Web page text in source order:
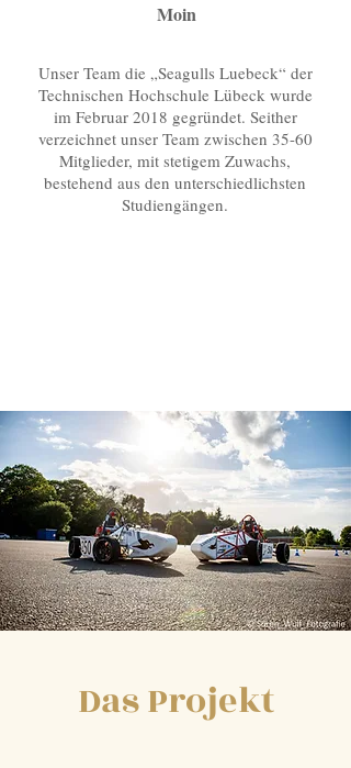
Moin
Unser Team die „Seagulls Luebeck“ der
Technischen Hochschule Lübeck wurde
im Februar 2018 gegründet. Seither
verzeichnet unser Team zwischen 35-60
Mitglieder, mit stetigem Zuwachs,
bestehend aus den unterschiedlichsten
Studiengängen.
Das Projekt